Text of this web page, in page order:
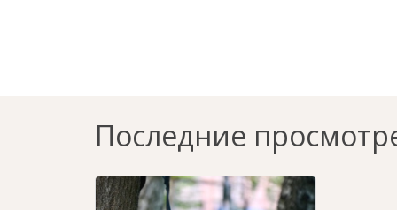
Последние